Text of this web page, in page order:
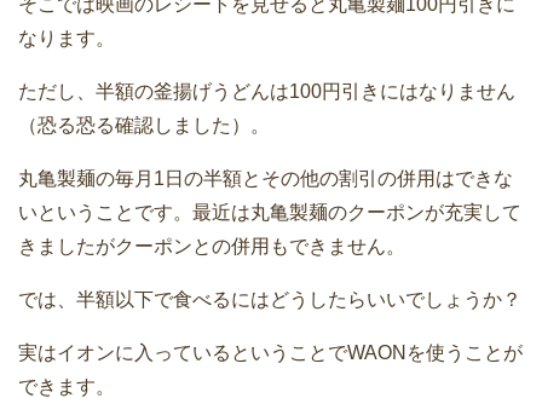
なります。
ただし、半額の釜揚げうどんは100円引きにはなりません
（恐る恐る確認しました）。
丸亀製麺の毎月1日の半額とその他の割引の併用はできな
いということです。最近は丸亀製麺のクーポンが充実して
きましたがクーポンとの併用もできません。
では、半額以下で食べるにはどうしたらいいでしょうか？
実はイオンに入っているということでWAONを使うことが
できます。